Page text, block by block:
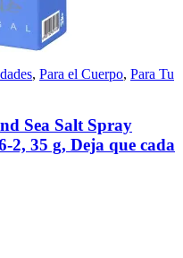
, Para el Cuerpo, Para Tu
Sea Salt Spray
2, 35 g, Deja que cada